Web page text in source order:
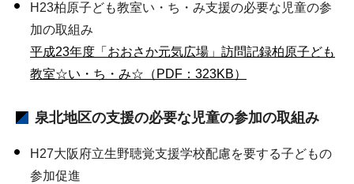
H23柏原子ども教室い・ち・み支援の必要な児童の参
加の取組み
平成23年度「おおさか元気広場」訪問記録柏原子ども
教室☆い・ち・み☆（PDF：323KB）
泉北地区の支援の必要な児童の参加の取組み
H27大阪府立生野聴覚支援学校配慮を要する子どもの
参加促進